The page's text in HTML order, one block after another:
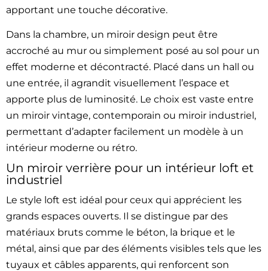
apportant une touche décorative.
Dans la chambre, un miroir design peut être
accroché au mur ou simplement posé au sol pour un
effet moderne et décontracté. Placé dans un hall ou
une entrée, il agrandit visuellement l’espace et
apporte plus de luminosité. Le choix est vaste entre
un miroir vintage, contemporain ou miroir industriel,
permettant d’adapter facilement un modèle à un
intérieur moderne ou rétro.
Un miroir verrière pour un intérieur loft et
industriel
Le style loft est idéal pour ceux qui apprécient les
grands espaces ouverts. Il se distingue par des
matériaux bruts comme le béton, la brique et le
métal, ainsi que par des éléments visibles tels que les
tuyaux et câbles apparents, qui renforcent son